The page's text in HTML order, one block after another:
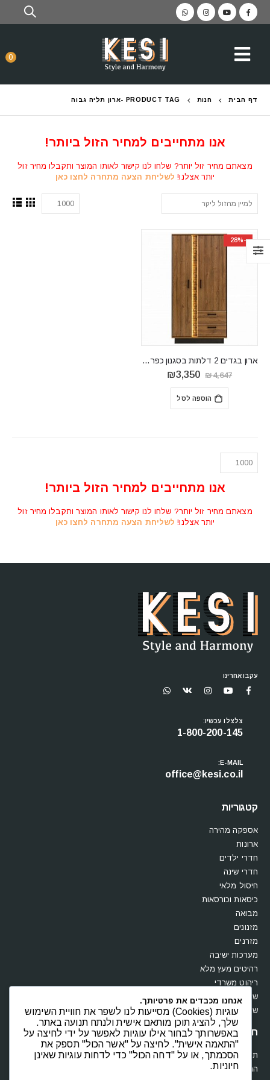
0
דף הבית חנות PRODUCT TAG - ארון תליה גבוה
אנו מתחייבים למחיר הזול ביותר!
מצאתם מחיר זול יותר? שלחו לנו קישור לאותו המוצר ותקבלו מחיר זול
יותר אצלנו! לשליחת הצעה מתחרה לחצו כאן
-28%
ארון בגדים 2 דלתות בסגנון כפרי דגם DORIAN DN9
₪4,647
המחיר
המקורי
היה:
₪4,647.
₪3,350
הוספה לסל
אנו מתחייבים למחיר הזול ביותר!
מצאתם מחיר זול יותר? שלחו לנו קישור לאותו המוצר ותקבלו מחיר זול
יותר אצלנו! לשליחת הצעה מתחרה לחצו כאן
עקבו אחרינו
צלצלו עכשיו:
1-800-200-145
E-MAIL:
office@kesi.co.il
קטגוריות
אספקה מהירה
ארונות
חדרי ילדים
חדרי שינה
חיסול מלאי
כיסאות וכורסאות
מבואה
מזנונים
מזרנים
מערכות ישיבה
רהיטים מעץ מלא
ריהוט משרדי
שולחנות
שידות וקומודות
חנות
תקנון
החשבון שלי
אנחנו מכבדים את פרטיותך.
עוגיות (Cookies) מסייעות לנו לשפר את חוויית השימוש
שלך, להציג תוכן מותאם אישית ולנתח תנועה באתר.
באפשרותך לבחור אילו עוגיות לאפשר על ידי לחיצה על
"התאמה אישית". לחיצה על "אשר הכול" תספק את
הסכמתך, או על "דחה הכול" כדי לדחות עוגיות שאינן
חיוניות.